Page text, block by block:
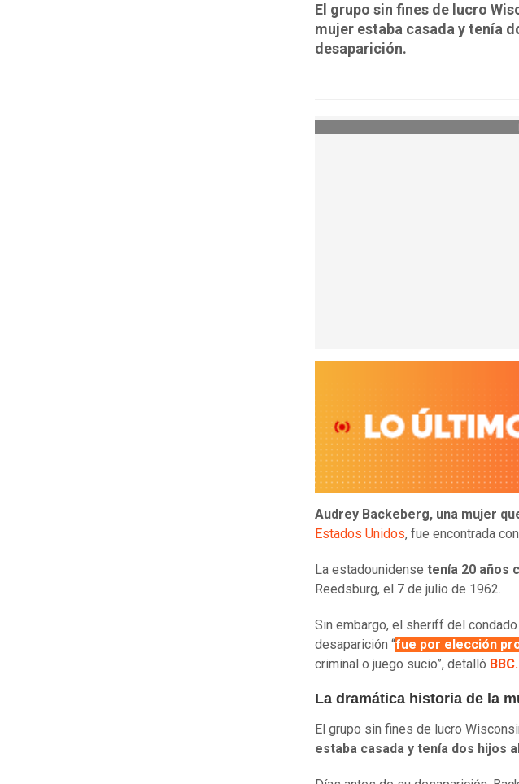
El grupo sin fines de lucro
mujer estaba casada y tenía
desaparición.
Audrey Backeberg, una mujer
Estados Unidos, fue encontrada
La estadounidense tenía 20 años
Reedsburg, el 7 de julio de 1962.
Sin embargo, el sheriff del
desaparición “fue por elección
criminal o juego sucio”, detalló BBC.
La dramática historia de la
El grupo sin fines de lucro
estaba casada y tenía dos hijos